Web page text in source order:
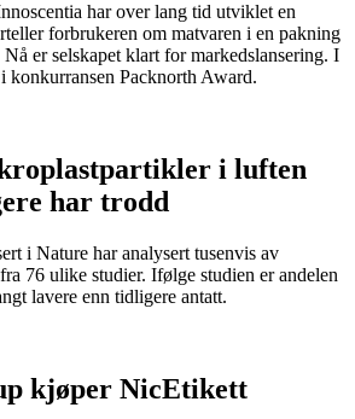
har over lang tid utviklet en
forbrukeren om matvaren i en pakning
er selskapet klart for markedslansering. I
konkurransen Packnorth Award.
i luften
har trodd
i Nature har analysert tusenvis av
76 ulike studier. Ifølge studien er andelen
lavere enn tidligere antatt.
kjøper NicEtikett